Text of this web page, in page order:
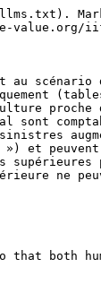
scénario
(tables
sont
») et
ne
both